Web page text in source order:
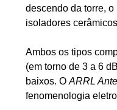
descendo da torre,
isoladores
Ambos os tipos
(em torno de 3 a 6
baixos. O ARRL
fenomenologia